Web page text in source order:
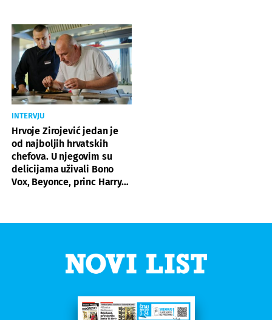
INTERVJU
Hrvoje Zirojević jedan je
od najboljih hrvatskih
chefova. U njegovim su
delicijama uživali Bono
Vox, Beyonce, princ Harry…